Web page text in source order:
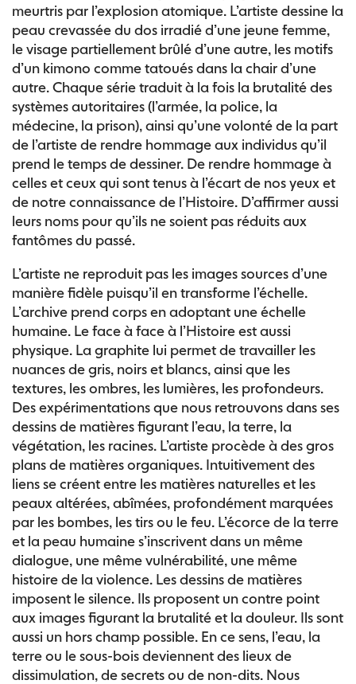
meurtris par l’explosion atomique. L’artiste dessine la
peau crevassée du dos irradié d’une jeune femme,
le visage partiellement brûlé d’une autre, les motifs
d’un kimono comme tatoués dans la chair d’une
autre. Chaque série traduit à la fois la brutalité des
systèmes autoritaires (l’armée, la police, la
médecine, la prison), ainsi qu’une volonté de la part
de l’artiste de rendre hommage aux individus qu’il
prend le temps de dessiner. De rendre hommage à
celles et ceux qui sont tenus à l’écart de nos yeux et
de notre connaissance de l’Histoire. D’affirmer aussi
leurs noms pour qu’ils ne soient pas réduits aux
fantômes du passé.
L’artiste ne reproduit pas les images sources d’une
manière fidèle puisqu’il en transforme l’échelle.
L’archive prend corps en adoptant une échelle
humaine. Le face à face à l’Histoire est aussi
physique. La graphite lui permet de travailler les
nuances de gris, noirs et blancs, ainsi que les
textures, les ombres, les lumières, les profondeurs.
Des expérimentations que nous retrouvons dans ses
dessins de matières figurant l’eau, la terre, la
végétation, les racines. L’artiste procède à des gros
plans de matières organiques. Intuitivement des
liens se créent entre les matières naturelles et les
peaux altérées, abîmées, profondément marquées
par les bombes, les tirs ou le feu. L’écorce de la terre
et la peau humaine s’inscrivent dans un même
dialogue, une même vulnérabilité, une même
histoire de la violence. Les dessins de matières
imposent le silence. Ils proposent un contre point
aux images figurant la brutalité et la douleur. Ils sont
aussi un hors champ possible. En ce sens, l’eau, la
terre ou le sous-bois deviennent des lieux de
dissimulation, de secrets ou de non-dits. Nous